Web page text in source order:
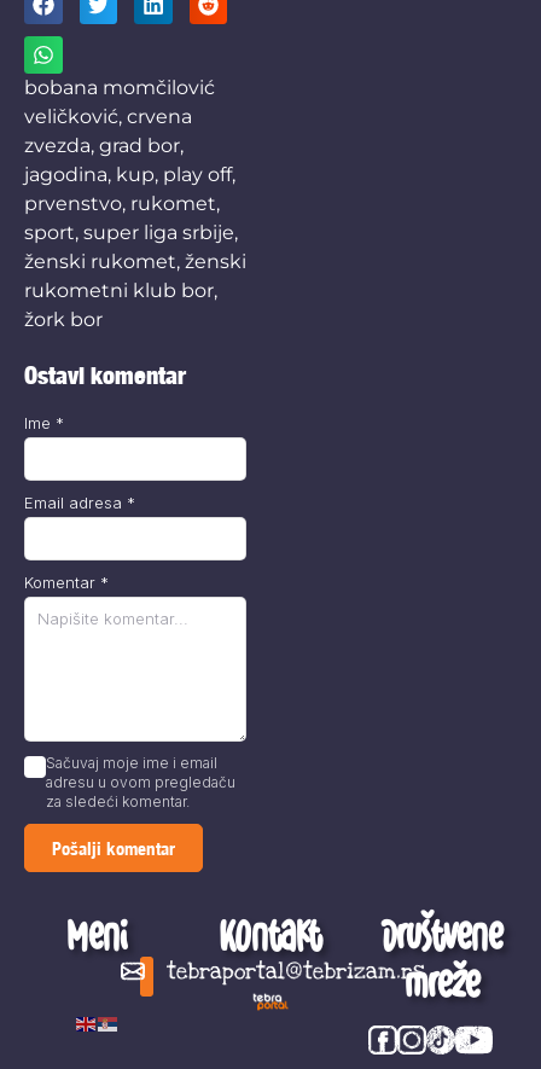
bobana momčilović
veličković, crvena
zvezda, grad bor,
jagodina, kup, play off,
prvenstvo, rukomet,
sport, super liga srbije,
ženski rukomet, ženski
rukometni klub bor,
žork bor
Ostavi komentar
Komentar *
Ime *
Email adresa *
Sačuvaj moje ime i email
adresu u ovom pregledaču
za sledeći komentar.
Meni Kontakt
tebraportal@tebrizam.rs
Društvene
mreže